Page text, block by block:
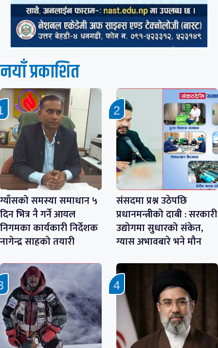
नयाँ प्रकाशित
ग्याँसको समस्या समाधान ५
दिन भित्र नै गर्ने आयल
निगमका कार्यकारी निर्देशक
नागेन्द्र साहको तयारी
संसदमा प्रश्न उठेपछि
प्रधानमन्त्रीको दाबी : सरकारी
उद्योगमा सुधारको संकेत,
ग्यास अभावबारे भने मौन